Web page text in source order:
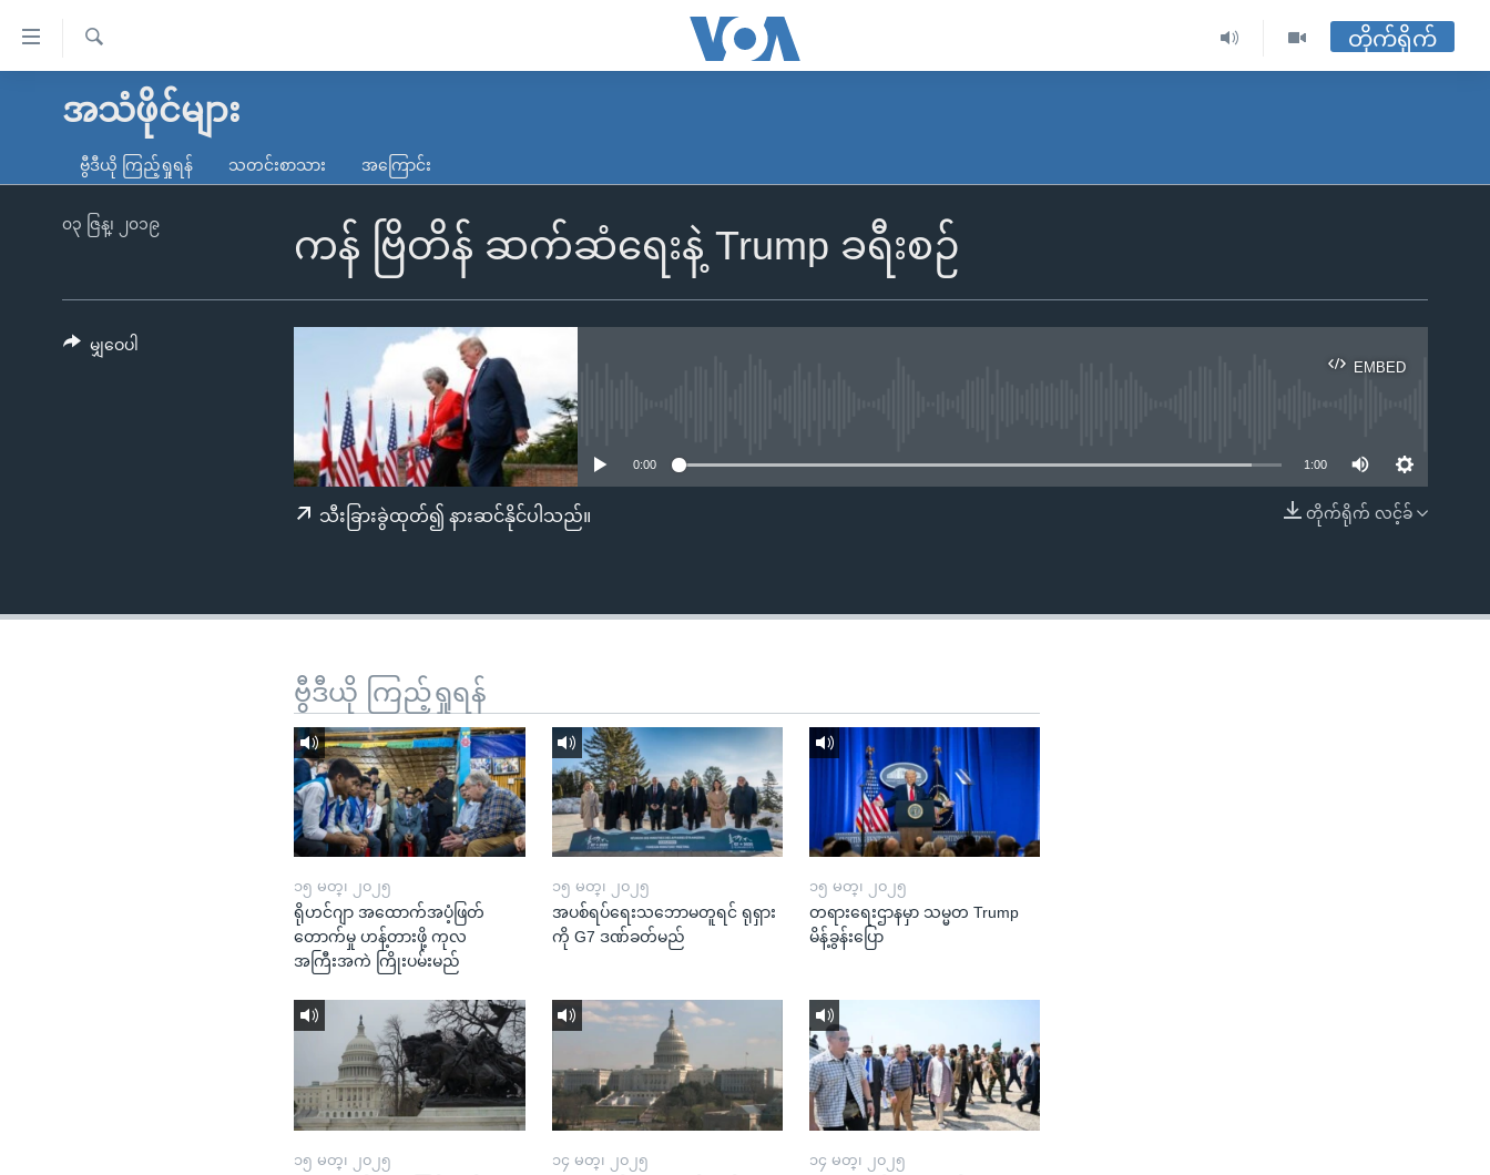
လွယ်ကူ
သည့်
ကျော်
မူလစာမျက်နှာ
ကမ္ဘာ့သတင်းများ
နိုင်ငံတကာ
တရုတ်
အစ္စရေး-ပါလက်စတိုင်း
ရပ်ဝန်းတခု လမ်းတခု အလွန်
အင်္ဂလိပ်စာလေ့လာမယ်
ရ
တိုက်ရိုက်
အသံဖိုင်များ
ဗွီဒီယို ကြည့်ရှုရန် သတင်းစာသား အကြောင်း
ကန် ဗြိတိန် ဆက်ဆံရေးနဲ့ Trump ခရီးစဉ်
၀၃ ဇြန္၊ ၂၀၁၉
EMBED
EMBED
0:00 1:00
တိုက်ရိုက် လင့်ခ်
သီးခြားခွဲထုတ်၍ နားဆင်နိုင်ပါသည်။
မျှဝေပါ
ဗွီဒီယို ကြည့်ရှုရန်
၁၅ မတ္၊ ၂၀၂၅
ရိုဟင်ဂျာ အထောက်အပံ့ဖြတ်
တောက်မှု ဟန့်တားဖို့ ကုလ
အကြီးအကဲ ကြိုးပမ်းမည်
၁၅ မတ္၊ ၂၀၂၅
အပစ်ရပ်ရေးသဘောမတူရင် ရုရှား
ကို G7 ဒဏ်ခတ်မည်
၁၅ မတ္၊ ၂၀၂၅
တရားရေးဌာနမှာ သမ္မတ Trump
မိန့်ခွန်းပြော
၁၅ မတ္၊ ၂၀၂၅ ၁၄ မတ္၊ ၂၀၂၅ ၁၄ မတ္၊ ၂၀၂၅